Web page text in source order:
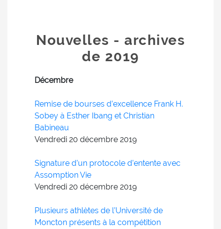
Nouvelles - archives
de 2019
Décembre
Remise de bourses d’excellence Frank H.
Sobey à Esther Ibang et Christian
Babineau
Vendredi 20 décembre 2019
Signature d’un protocole d’entente avec
Assomption Vie
Vendredi 20 décembre 2019
Plusieurs athlètes de l’Université de
Moncton présents à la compétition